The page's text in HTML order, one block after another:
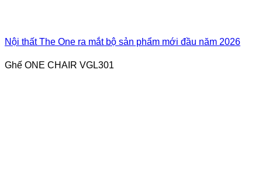
Nội thất The One ra mắt bộ sản phẩm mới đầu năm 2026
Ghế ONE CHAIR VGL301